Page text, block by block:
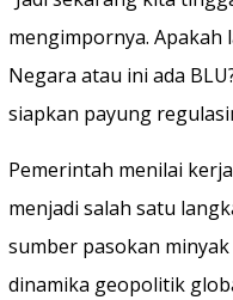
mengimpornya. Apakah
Negara atau ini ada
siapkan payung
Pemerintah menilai
menjadi salah satu
sumber pasokan
dinamika geopolitik